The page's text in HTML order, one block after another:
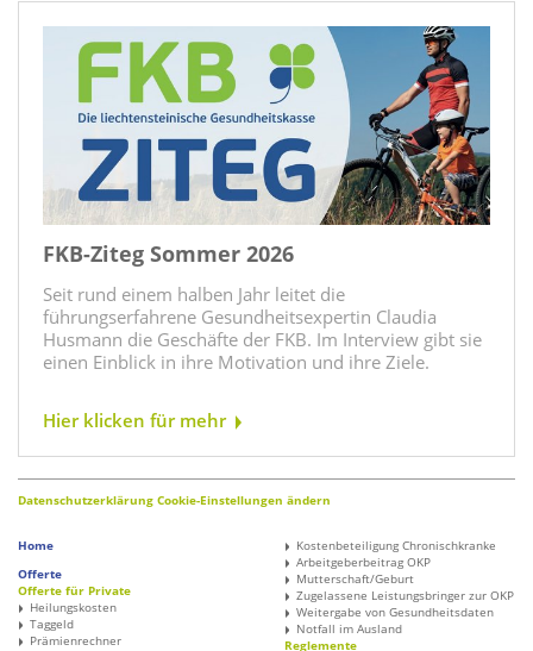
FKB-Ziteg Sommer 2026
Seit rund einem halben Jahr leitet die
führungserfahrene Gesundheitsexpertin Claudia
Husmann die Geschäfte der FKB. Im Interview gibt sie
einen Einblick in ihre Motivation und ihre Ziele.
Hier klicken für mehr
Datenschutzerklärung Cookie-Einstellungen ändern
Home
Offerte
Offerte für Private
Heilungskosten
Taggeld
Prämienrechner
Kostenbeteiligung Chronischkranke
Arbeitgeberbeitrag OKP
Mutterschaft/Geburt
Zugelassene Leistungsbringer zur OKP
Weitergabe von Gesundheitsdaten
Notfall im Ausland
Reglemente